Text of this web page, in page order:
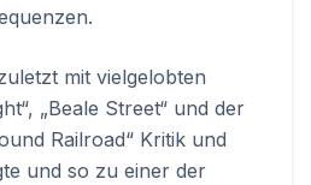
mit vielgelobten
„Beale Street“ und der
Railroad“ Kritik und
und so zu einer der